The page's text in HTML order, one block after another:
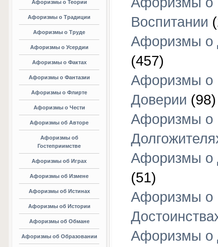
Афоризмы о Теории
Афоризмы о Традиции
Афоризмы о Труде
Афоризмы о Усердии
Афоризмы о Фактах
Афоризмы о Фантазии
Афоризмы о Флирте
Афоризмы о Чести
Афоризмы об Авторе
Афоризмы об
Гостеприимстве
Афоризмы об Играх
Афоризмы об Измене
Афоризмы об Истинах
Афоризмы об Истории
Афоризмы об Обмане
Афоризмы об Образовании
Воспитании
Афоризмы о
(457)
Афоризмы о
Доверии (98)
Афоризмы о
Афоризмы о
(51)
Афоризмы о
Афоризмы о